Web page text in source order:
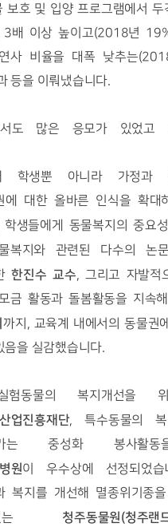
보호 및 입양 프로그램에서 두
3배 이상 높이고(2018년
연사 비율을 대폭 낮추는
등을 이뤄냈습니다.
도 많은 응모가 있었고
학생뿐 아니라 가정과
에 대한 올바른 인식을 확대
학생들에게 동물복지의 중요
복지와 관련된 다수의 논
한진수 교수, 그리고 자발적
금 활동과 돌봄활동을 지속
까지, 교육계 내에서의 동물권
음을 실감했습니다.
험동물의 복지개선을
업진흥재단, 특수동물의 복
는 중성화 봉사활동
원이 우수상에 선정되었습
복지를 개선해 멸종위기종
는 청주동물원(청주랜